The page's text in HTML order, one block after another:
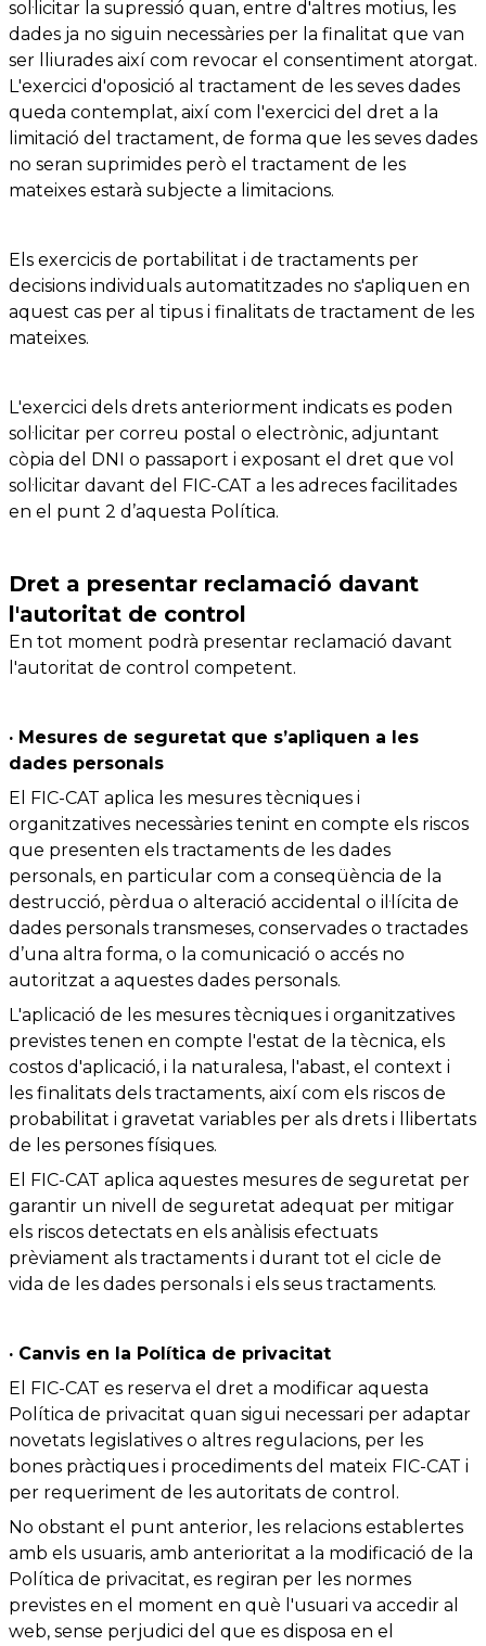
sol·licitar la supressió quan, entre d'altres motius, les
dades ja no siguin necessàries per la finalitat que van
ser lliurades així com revocar el consentiment atorgat.
L'exercici d'oposició al tractament de les seves dades
queda contemplat, així com l'exercici del dret a la
limitació del tractament, de forma que les seves dades
no seran suprimides però el tractament de les
mateixes estarà subjecte a limitacions.
Els exercicis de portabilitat i de tractaments per
decisions individuals automatitzades no s'apliquen en
aquest cas per al tipus i finalitats de tractament de les
mateixes.
L'exercici dels drets anteriorment indicats es poden
sol·licitar per correu postal o electrònic, adjuntant
còpia del DNI o passaport i exposant el dret que vol
sol·licitar davant del FIC-CAT a les adreces facilitades
en el punt 2 d’aquesta Política.
Dret a presentar reclamació davant
l'autoritat de control
En tot moment podrà presentar reclamació davant
l'autoritat de control competent.
· Mesures de seguretat que s’apliquen a les
dades personals
El FIC-CAT aplica les mesures tècniques i
organitzatives necessàries tenint en compte els riscos
que presenten els tractaments de les dades
personals, en particular com a conseqüència de la
destrucció, pèrdua o alteració accidental o il·lícita de
dades personals transmeses, conservades o tractades
d’una altra forma, o la comunicació o accés no
autoritzat a aquestes dades personals.
L'aplicació de les mesures tècniques i organitzatives
previstes tenen en compte l'estat de la tècnica, els
costos d'aplicació, i la naturalesa, l'abast, el context i
les finalitats dels tractaments, així com els riscos de
probabilitat i gravetat variables per als drets i llibertats
de les persones físiques.
El FIC-CAT aplica aquestes mesures de seguretat per
garantir un nivell de seguretat adequat per mitigar
els riscos detectats en els anàlisis efectuats
prèviament als tractaments i durant tot el cicle de
vida de les dades personals i els seus tractaments.
· Canvis en la Política de privacitat
El FIC-CAT es reserva el dret a modificar aquesta
Política de privacitat quan sigui necessari per adaptar
novetats legislatives o altres regulacions, per les
bones pràctiques i procediments del mateix FIC-CAT i
per requeriment de les autoritats de control.
No obstant el punt anterior, les relacions establertes
amb els usuaris, amb anterioritat a la modificació de la
Política de privacitat, es regiran per les normes
previstes en el moment en què l'usuari va accedir al
web, sense perjudici del que es disposa en el